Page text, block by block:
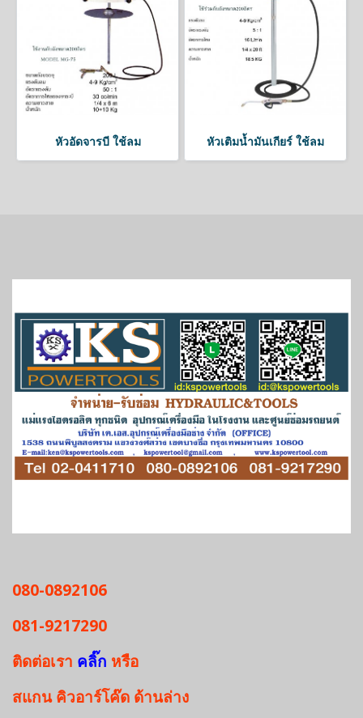
หัวอัดจารบี ใช้ลม หัวเติมน้ำมันเกียร์ ใช้ลม
080-0892106
081-9217290
ติดต่อเรา คลิ๊ก หรือ
สแกนคิวอาร์โค๊ด ด้านล่าง